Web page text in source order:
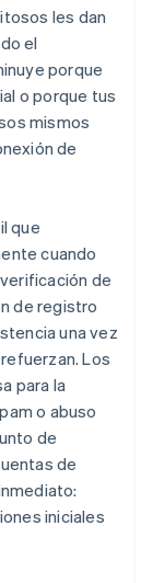
les dan
el
porque
o porque tus
mismos
de
que
cuando
de
de registro
una vez
Los
para la
o abuso
de
de
iniciales